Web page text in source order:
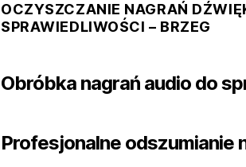
OCZYSZCZANIE NAGRAŃ
SPRAWIEDLIWOŚCI – BRZEG
Obróbka nagrań audio do
Profesjonalne odszumianie